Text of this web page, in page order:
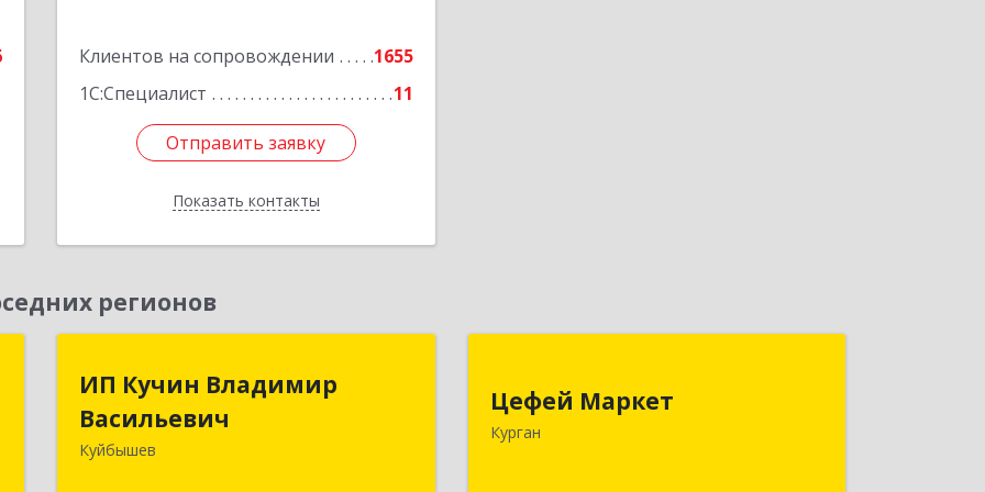
Клиентов на сопровождении
1655
1С:Специалист
11
Отправить заявку
Показать контакты
Отправить заявку
Назад
регионов
ИП Кучин Владимир
Васильевич
Куйбышев
Васильевич
Цефей Маркет
Курган
640002, Курганская обл, Курган г,